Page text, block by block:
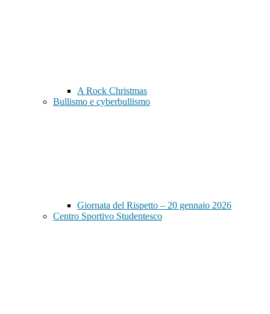
A Rock Christmas
Bullismo e cyberbullismo
Giornata del Rispetto – 20 gennaio 2026
Centro Sportivo Studentesco